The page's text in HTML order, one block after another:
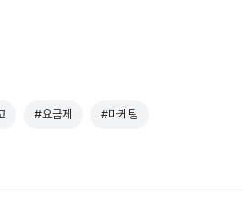
#요금제 #마케팅